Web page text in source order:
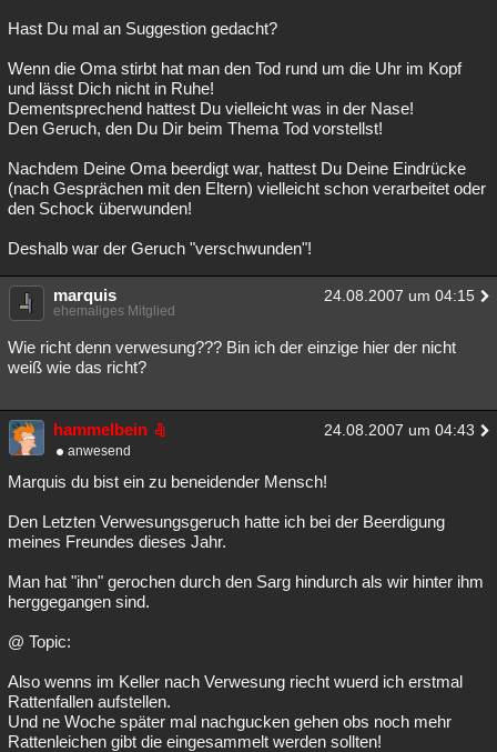
Hast Du mal an Suggestion gedacht?
Wenn die Oma stirbt hat man den Tod rund um die Uhr im Kopf
und lässt Dich nicht in Ruhe!
Dementsprechend hattest Du vielleicht was in der Nase!
Den Geruch, den Du Dir beim Thema Tod vorstellst!
Nachdem Deine Oma beerdigt war, hattest Du Deine Eindrücke
(nach Gesprächen mit den Eltern) vielleicht schon verarbeitet oder
den Schock überwunden!
Deshalb war der Geruch "verschwunden"!
marquis 24.08.2007 um 04:15
ehemaliges Mitglied
Wie richt denn verwesung??? Bin ich der einzige hier der nicht
weiß wie das richt?
hammelbein 24.08.2007 um 04:43
anwesend
Marquis du bist ein zu beneidender Mensch!
Den Letzten Verwesungsgeruch hatte ich bei der Beerdigung
meines Freundes dieses Jahr.
Man hat "ihn" gerochen durch den Sarg hindurch als wir hinter ihm
herggegangen sind.
@ Topic:
Also wenns im Keller nach Verwesung riecht wuerd ich erstmal
Rattenfallen aufstellen.
Und ne Woche später mal nachgucken gehen obs noch mehr
Rattenleichen gibt die eingesammelt werden sollten!